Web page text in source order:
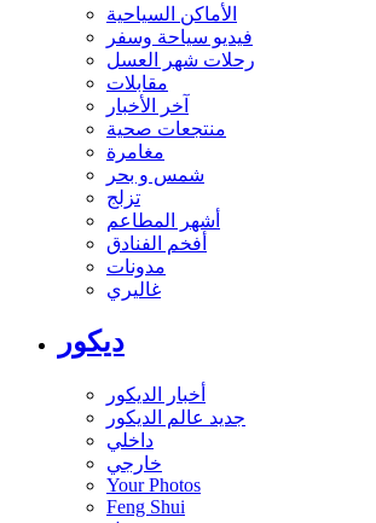
الأماكن السياحية
فيديو سياحة وسفر
رحلات شهر العسل
مقابلات
آخر الأخبار
منتجعات صحية
مغامرة
شمس و بحر
تزلج
أشهر المطاعم
أفخم الفنادق
مدونات
غاليري
ديكور
أخبار الديكور
جديد عالم الديكور
داخلي
خارجي
Your Photos
Feng Shui